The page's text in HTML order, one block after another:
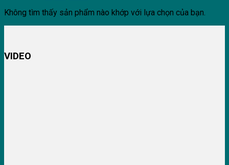
Không tìm thấy sản phẩm nào khớp với lựa chọn của bạn.
VIDEO